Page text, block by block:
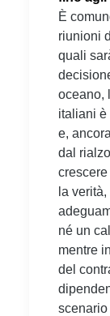
È
riunioni
quali
oceano,
italiani è
e,
dal
la
né un
mentre
del